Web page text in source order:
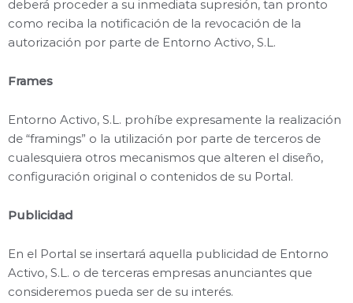
deberá proceder a su inmediata supresión, tan pronto
como reciba la notificación de la revocación de la
autorización por parte de Entorno Activo, S.L.
Frames
Entorno Activo, S.L. prohíbe expresamente la realización
de “framings” o la utilización por parte de terceros de
cualesquiera otros mecanismos que alteren el diseño,
configuración original o contenidos de su Portal.
Publicidad
En el Portal se insertará aquella publicidad de Entorno
Activo, S.L. o de terceras empresas anunciantes que
consideremos pueda ser de su interés.